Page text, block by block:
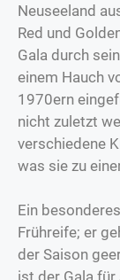
Neuseeland
Red und
Gala durch
einem Hauch
1970ern
nicht zuletzt
verschiedene
was sie zu
Ein
Frühreife; er
der Saison
ist der Gala